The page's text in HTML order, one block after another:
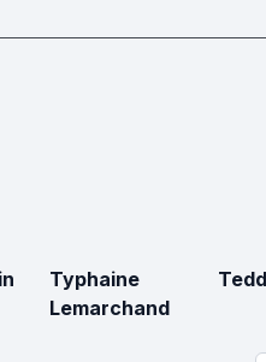
Typhaine
Lemarchand